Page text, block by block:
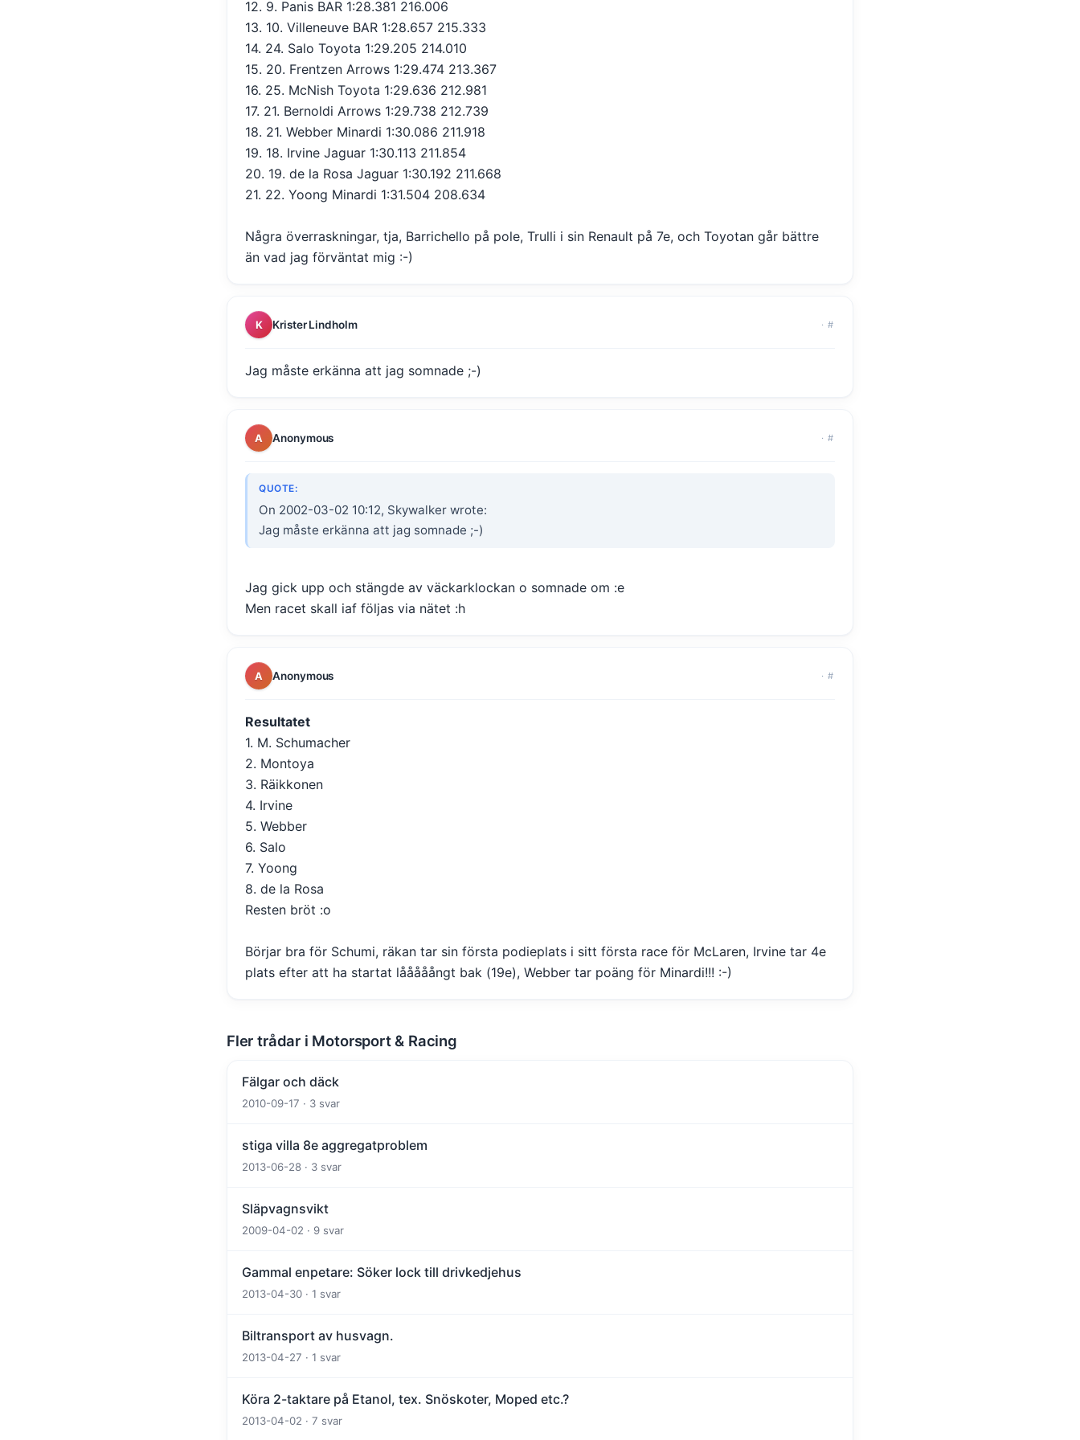
12. 9. Panis BAR 1:28.381 216.006
13. 10. Villeneuve BAR 1:28.657 215.333
14. 24. Salo Toyota 1:29.205 214.010
15. 20. Frentzen Arrows 1:29.474 213.367
16. 25. McNish Toyota 1:29.636 212.981
17. 21. Bernoldi Arrows 1:29.738 212.739
18. 21. Webber Minardi 1:30.086 211.918
19. 18. Irvine Jaguar 1:30.113 211.854
20. 19. de la Rosa Jaguar 1:30.192 211.668
21. 22. Yoong Minardi 1:31.504 208.634
Några överraskningar, tja, Barrichello på pole, Trulli i sin Renault på 7e, och Toyotan går bättre
än vad jag förväntat mig :-)
K Krister Lindholm · #
Jag måste erkänna att jag somnade ;-)
A Anonymous · #
QUOTE:
On 2002-03-02 10:12, Skywalker wrote:
Jag måste erkänna att jag somnade ;-)
Jag gick upp och stängde av väckarklockan o somnade om :e
Men racet skall iaf följas via nätet :h
A Anonymous · #
Resultatet
1. M. Schumacher
2. Montoya
3. Räikkonen
4. Irvine
5. Webber
6. Salo
7. Yoong
8. de la Rosa
Resten bröt :o
Börjar bra för Schumi, räkan tar sin första podieplats i sitt första race för McLaren, Irvine tar 4e
plats efter att ha startat lååååångt bak (19e), Webber tar poäng för Minardi!!! :-)
Fler trådar i Motorsport & Racing
Fälgar och däck
2010-09-17 · 3 svar
stiga villa 8e aggregatproblem
2013-06-28 · 3 svar
Släpvagnsvikt
2009-04-02 · 9 svar
Gammal enpetare: Söker lock till drivkedjehus
2013-04-30 · 1 svar
Biltransport av husvagn.
2013-04-27 · 1 svar
Köra 2-taktare på Etanol, tex. Snöskoter, Moped etc.?
2013-04-02 · 7 svar